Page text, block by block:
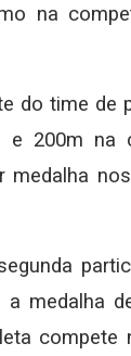
na
do time de
e 200m na
medalha
medalha